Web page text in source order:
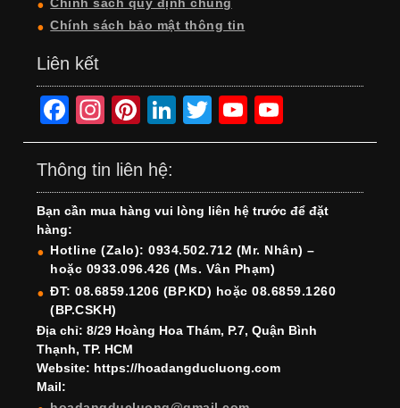
Chính sách bảo mật thông tin
Liên kết
F
a
c
e
b
o
o
k
In
st
a
gr
a
m
Pi
nt
er
e
st
Li
n
e
dI
n
T
wi
er
Y
o
T
u
b
e
o
T
u
b
e
h
Thông tin liên hệ:
Bạn cần mua hàng vui lòng liên hệ trước để đặt
hàng:
Hotline (Zalo): 0934.502.712 (Mr. Nhân) –
hoặc 0933.096.426 (Ms. Vân Phạm)
ĐT: 08.6859.1206 (BP.KD) hoặc 08.6859.1260
(BP.CSKH)
Địa chỉ: 8/29 Hoàng Hoa Thám, P.7, Quận Bình
Thạnh, TP. HCM
Website: https://hoadangducluong.com
Mail: